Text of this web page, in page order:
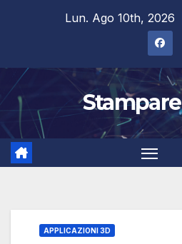
Lun. Ago 10th, 2026
APPLICAZIONI 3D